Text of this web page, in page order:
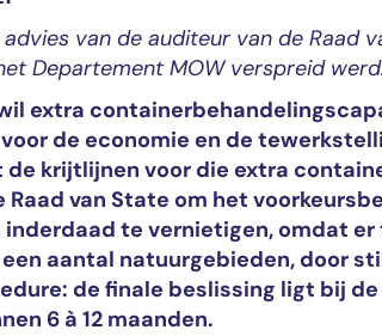
van de auditeur van de Raad
Departement MOW verspreid werd.
extra
de economie en de
krijtlijnen voor die extra
Raad van State om het
te vernietigen, omdat
aantal natuurgebieden, door
de finale beslissing ligt bij
6 à 12 maanden.